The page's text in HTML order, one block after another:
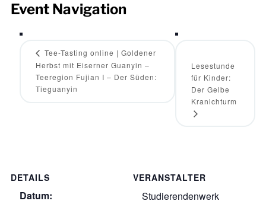
DETAILS
Datum:
VERANSTALTER
Studierendenwerk
Event Navigation
Tee-Tasting online | Goldener
Herbst mit Eiserner Guanyin –
Teeregion Fujian I – Der Süden:
Tieguanyin
Lesestunde
für Kinder:
Der Gelbe
Kranichturm